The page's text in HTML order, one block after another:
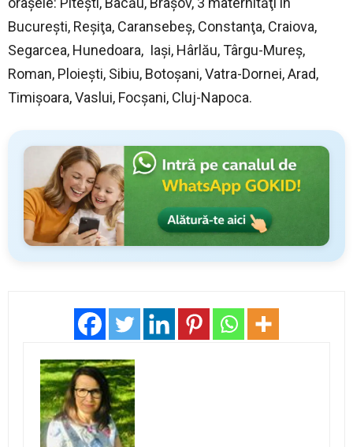
Bucureşti, Reşiţa, Caransebeş, Constanţa, Craiova,
Segarcea, Hunedoara, Iaşi, Hârlău, Târgu-Mureş,
Roman, Ploieşti, Sibiu, Botoşani, Vatra-Dornei, Arad,
Timişoara, Vaslui, Focşani, Cluj-Napoca.